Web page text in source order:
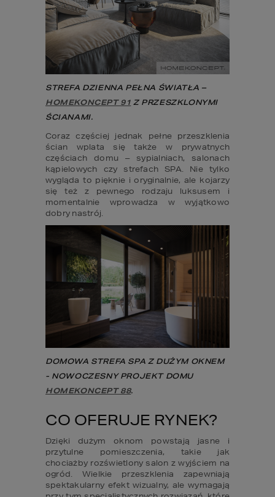
HOMEKONCEPT 91 Z PRZESZKLONYMI
ŚCIANAMI.
Coraz częściej jednak pełne przeszklenia
ścian wplata się także w prywatnych
częściach domu – sypialniach, salonach
kąpielowych czy strefach SPA. Nie tylko
wygląda to pięknie i oryginalnie, ale kojarzy
się też z pewnego rodzaju luksusem i
momentalnie wprowadza w wyjątkowo
dobry nastrój.
DOMOWA STREFA SPA Z DUŻYM OKNEM
HOMEKONCEPT 88.
CO OFERUJE RYNEK?
Dzięki dużym oknom powstają jasne i
przytulne pomieszczenia, takie jak
chociażby rozświetlony salon z wyjściem na
ogród. Wielkie przeszklenia zapewniają
spektakularny efekt wizualny, ale wymagają